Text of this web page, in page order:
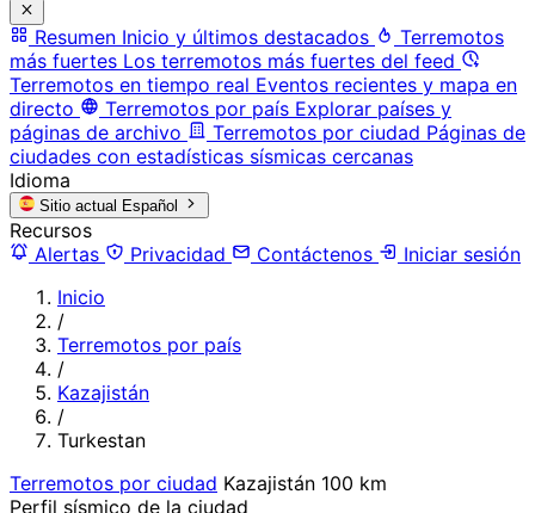
Resumen Inicio y últimos destacados
Terremotos
más fuertes Los terremotos más fuertes del feed
Terremotos en tiempo real Eventos recientes y mapa en
directo
Terremotos por país Explorar países y
páginas de archivo
Terremotos por ciudad Páginas de
ciudades con estadísticas sísmicas cercanas
Idioma
Sitio actual Español
Recursos
Alertas
Privacidad Contáctenos
Iniciar sesión
Inicio
/
Terremotos por país
/
Kazajistán
/
Turkestan
Terremotos por ciudad Kazajistán 100 km
Perfil sísmico de la ciudad